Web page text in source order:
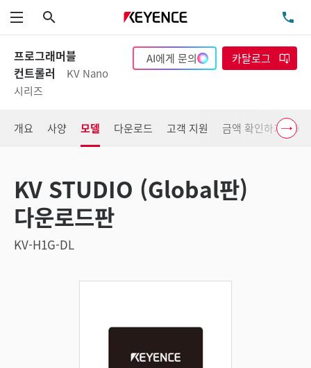
메뉴
프로그래머블
컨트롤러
KV Nano
시리즈
AI에게 문의 카탈로그
개요 사양 모델 다운로드 고객 지원 금액 확인하기
KV STUDIO (Global판)
다운로드판
KV-H1G-DL